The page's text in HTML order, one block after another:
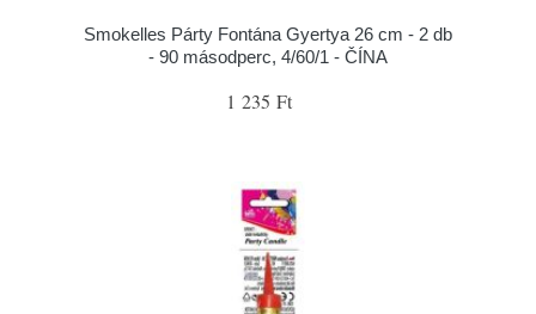
Smokelles Párty Fontána Gyertya 26 cm - 2 db
- 90 másodperc, 4/60/1 - ČÍNA
1 235 Ft